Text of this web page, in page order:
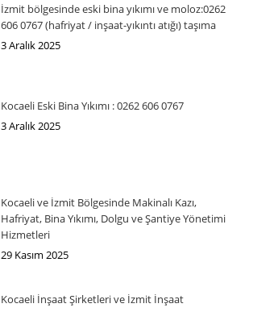
İzmit bölgesinde eski bina yıkımı ve moloz:0262
606 0767 (hafriyat / inşaat-yıkıntı atığı) taşıma
3 Aralık 2025
Kocaeli Eski Bina Yıkımı : 0262 606 0767
3 Aralık 2025
Kocaeli ve İzmit Bölgesinde Makinalı Kazı,
Hafriyat, Bina Yıkımı, Dolgu ve Şantiye Yönetimi
Hizmetleri
29 Kasım 2025
Kocaeli İnşaat Şirketleri ve İzmit İnşaat